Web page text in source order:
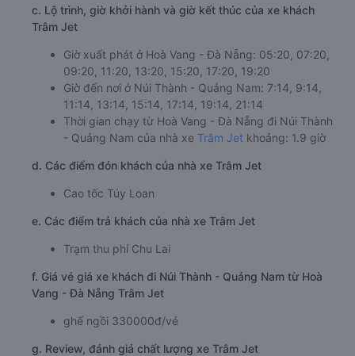
c. Lộ trình, giờ khởi hành và giờ kết thúc của xe khách
Trâm Jet
Giờ xuất phát ở Hoà Vang - Đà Nẵng: 05:20, 07:20,
09:20, 11:20, 13:20, 15:20, 17:20, 19:20
Giờ đến nơi ở Núi Thành - Quảng Nam: 7:14, 9:14,
11:14, 13:14, 15:14, 17:14, 19:14, 21:14
Thời gian chạy từ Hoà Vang - Đà Nẵng đi Núi Thành
- Quảng Nam của nhà xe Trâm Jet khoảng: 1.9 giờ
d. Các điểm đón khách của nhà xe Trâm Jet
Cao tốc Túy Loan
e. Các điểm trả khách của nhà xe Trâm Jet
Trạm thu phí Chu Lai
f. Giá vé giá xe khách đi Núi Thành - Quảng Nam từ Hoà
Vang - Đà Nẵng Trâm Jet
ghế ngồi 330000đ/vé
g. Review, đánh giá chất lượng xe Trâm Jet